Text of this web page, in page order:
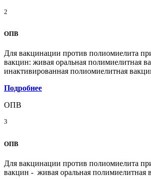
2
ОПВ
Для вакцинации против полиомиелита
вакцин: живая оральная полимиелитная
инактивированная полиомиелитная
Подробнее
ОПВ
3
ОПВ
Для вакцинации против полиомиелита
вакцин - живая оральная